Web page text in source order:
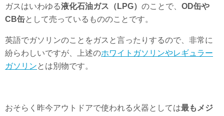
ガスはいわゆる液化石油ガス（LPG） のことで、 OD缶や
CB缶として売っているもののことです。
英語でガソリンのことをガスと言ったりするので、非常に
紛らわしいですが、上述のホワイトガソリンやレギュラー
ガソリンとは別物です。
おそらく昨今アウトドアで使われる火器としては最もメジ